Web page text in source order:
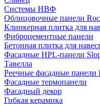
Системы НВФ
Облицовочные панели
Клинкерная плитка для
Фиброцементные панели
Бетонная плитка для
Фасадные HPL-панели
Тавелла
Реечные фасадные панели
Фасадные термопанели
Фасадный декор
Гибкая керамика